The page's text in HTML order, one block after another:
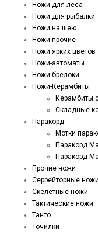
Ножи для леса
Ножи для рыбалки
Ножи на шею
Ножи прочие
Ножи ярких цветов
Ножи-автоматы
Ножи-брелоки
Ножи-Керамбиты
Керамбиты
Складные
Паракорд
Мотки
Паракорд
Паракорд
Прочие ножи
Серрейторные ножи
Скелетные ножи
Тактические ножи
Танто
Точилки